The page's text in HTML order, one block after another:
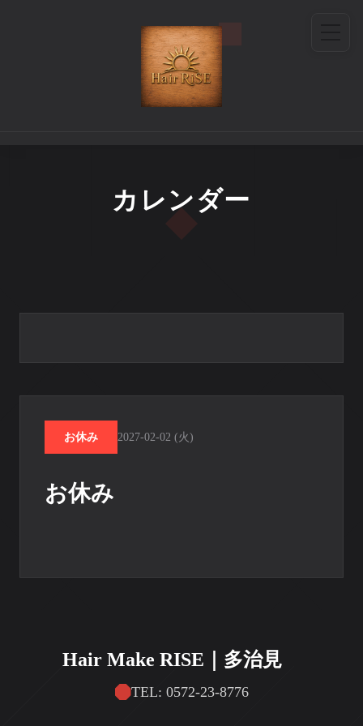
カレンダー
お休み 2027-02-02 (火)
お休み
Hair Make RISE｜多治見
TEL: 0572-23-8776